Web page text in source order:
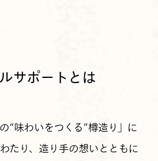
サポートとは
“味わいをつくる”樽造り」に
たり、造り手の想いとともに